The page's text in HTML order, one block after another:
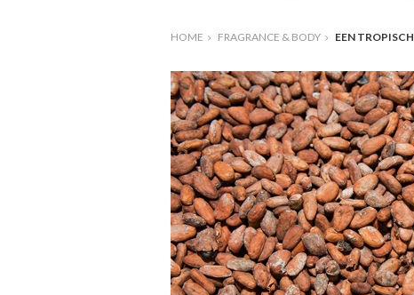
HOME FRAGRANCE & BODY EEN